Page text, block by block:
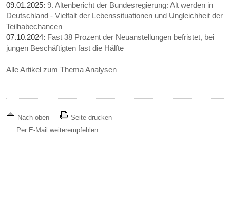
09.01.2025:9. Altenbericht der Bundesregierung: Alt werden in
Deutschland - Vielfalt der Lebenssituationen und Ungleichheit der
Teilhabechancen
07.10.2024: Fast 38 Prozent der Neuanstellungen befristet, bei
jungen Beschäftigten fast die Hälfte
Alle Artikel zum Thema Analysen
Nach oben
Seite drucken
Per E-Mail weiterempfehlen